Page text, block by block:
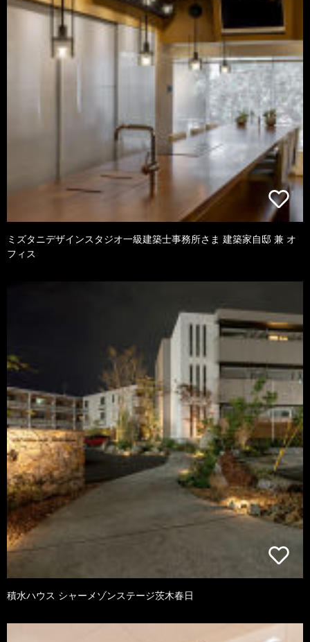
ミズタニデザインスタジオ一級建築士事務所さま 建築家自邸 兼 オ
フィス
積水ハウス シャーメゾンステージ茨木春日